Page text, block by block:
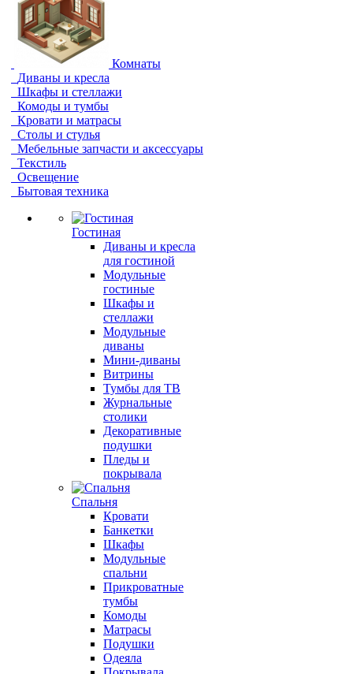
Комнаты
Диваны и кресла
Шкафы и стеллажи
Комоды и тумбы
Кровати и матрасы
Столы и стулья
Мебельные запчасти и аксессуары
Текстиль
Освещение
Бытовая техника
Гостиная
Диваны и кресла
для гостиной
Модульные
гостиные
Шкафы и
стеллажи
Модульные
диваны
Мини-диваны
Витрины
Тумбы для ТВ
Журнальные
столики
Декоративные
подушки
Пледы и
покрывала
Спальня
Кровати
Банкетки
Шкафы
Модульные
спальни
Прикроватные
тумбы
Комоды
Матрасы
Подушки
Одеяла